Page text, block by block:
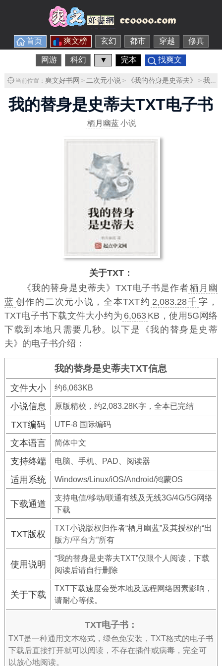
首页 爽文榜 玄幻 都市 穿越 修真
网游 科幻 ▼ 完本 找爽文
当前位置： 爽文好书网 > 二次元小说> 《我的替身是史蒂夫》 > 我的替身是史蒂夫TXT下载
我的替身是史蒂夫TXT电子书
栖月幽蓝小说
关于TXT：
《我的替身是史蒂夫》TXT电子书是作者栖月幽
蓝 创作的二次元小说，全本TXT约 2,083.28千 字，
TXT电子书下载文件大小约为 6,063 KB，使用5G网络
下载到本地只需要几秒。以下是《我的替身是史蒂
夫》的电子书介绍：
我的替身是史蒂夫TXT信息
文件大小 约6,063KB
小说信息 原版精校，约2,083.28K字，全本已完结
TXT编码 UTF-8 国际编码
文本语言 简体中文
支持终端 电脑、手机、PAD、阅读器
适用系统 Windows/Linux/iOS/Android/鸿蒙OS
下载通道
支持电信/移动/联通有线及无线3G/4G/5G网络
下载
TXT版权
TXT小说版权归作者“栖月幽蓝”及其授权的“出
版方/平台方”所有
使用说明
“我的替身是史蒂夫TXT”仅限个人阅读，下载
阅读后请自行删除
关于下载
TXT下载速度会受本地及远程网络因素影响，
请耐心等候。
TXT电子书：
TXT是一种通用文本格式，绿色免安装，TXT格式的电子书
下载后直接打开就可以阅读，不存在插件或病毒，完全可
以放心地阅读。